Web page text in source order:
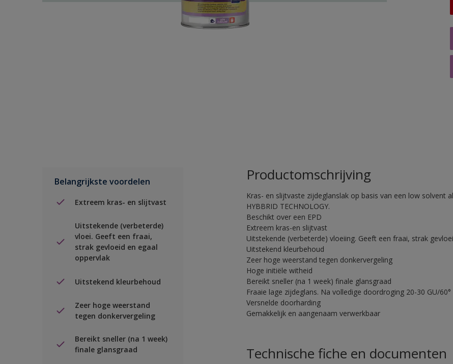
Belangrijkste voordelen
Extreem kras- en slijtvast
Uitstekende (verbeterde)
vloei. Geeft een fraai,
strak gevloeid en egaal
oppervlak
Uitstekend kleurbehoud
Zeer hoge weerstand
tegen donkervergeling
Bereikt sneller (na 1 week)
finale glansgraad
Productomschrijving
Kras- en slijtvaste zijdeglanslak op basis van een low solvent
HYBBRID TECHNOLOGY.
Beschikt over een EPD
Extreem kras-en slijtvast
Uitstekende (verbeterde) vloeiing. Geeft een fraai, strak
Uitstekend kleurbehoud
Zeer hoge weerstand tegen donkervergeling
Hoge initiële witheid
Bereikt sneller (na 1 week) finale glansgraad
Fraaie lage zijdeglans. Na volledige doordroging 20-30 GU/60°
Versnelde doorharding
Gemakkelijk en aangenaam verwerkbaar
Technische fiche en documenten